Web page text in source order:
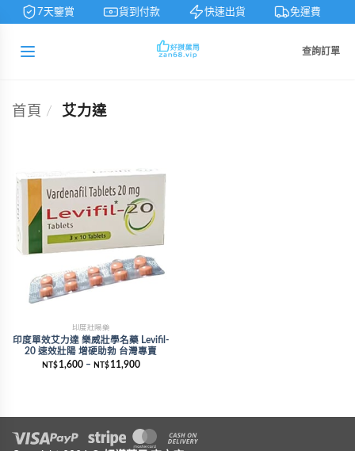
7天鑒賞 貨到付款 快速出貨 免運費
查詢訂單
首頁 / 艾力達
印度壯陽藥
印度單效艾力達 樂威壯學名藥 Levifil-
20 速效壯陽 增硬助勃 台灣專賣
NT$ 1,600– NT$ 11,900